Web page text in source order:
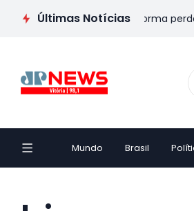
Últimas Notícias
Escritor capixaba transforma
Mundo Brasil